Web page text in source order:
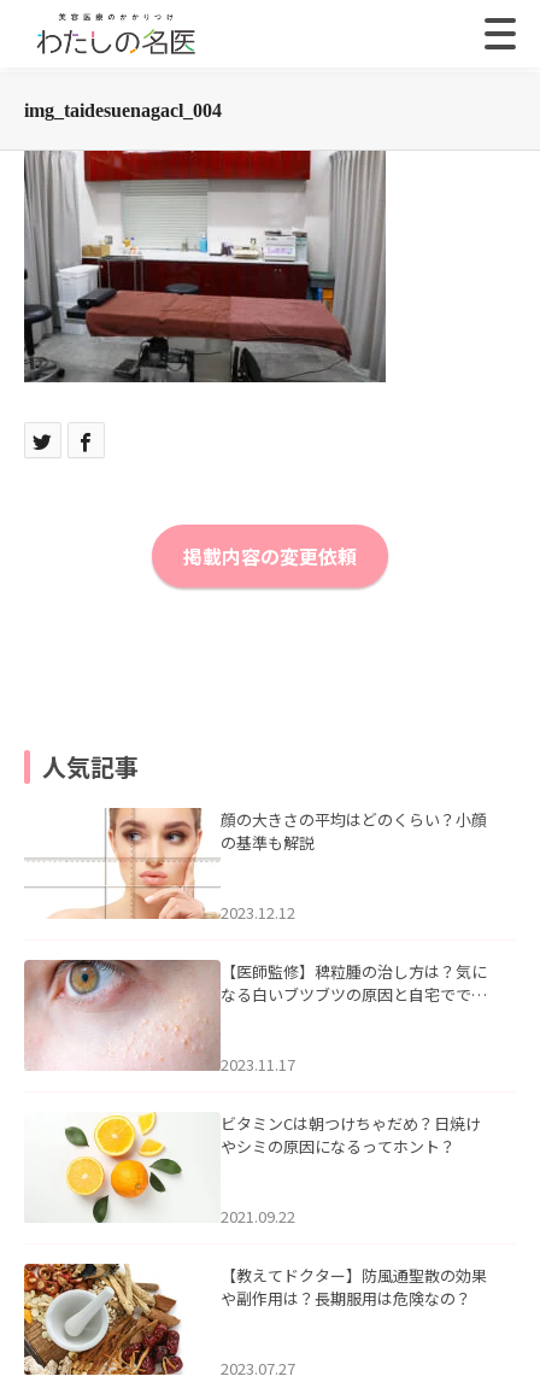
img_taidesuenagacl_004
掲載内容の変更依頼
人気記事
顔の大きさの平均はどのくらい？小顔
の基準も解説
2023.12.12
【医師監修】稗粒腫の治し方は？気に
なる白いブツブツの原因と自宅ででき
2023.11.17
ビタミンCは朝つけちゃだめ？日焼け
やシミの原因になるってホント？
2021.09.22
【教えてドクター】防風通聖散の効果
や副作用は？長期服用は危険なの？
2023.07.27